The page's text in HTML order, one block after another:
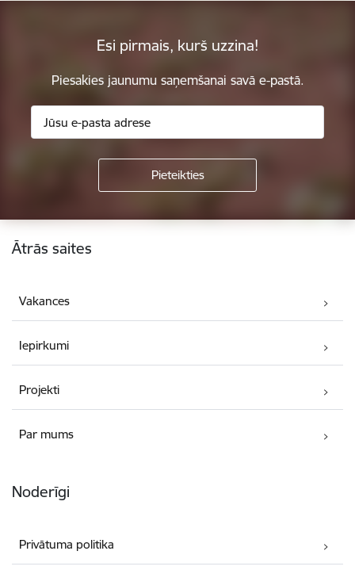
Esi pirmais, kurš uzzina!
Piesakies jaunumu saņemšanai savā e-pastā.
Kājene
Ātrās saites
Vakances
Iepirkumi
Projekti
Par mums
Noderīgi
Privātuma politika